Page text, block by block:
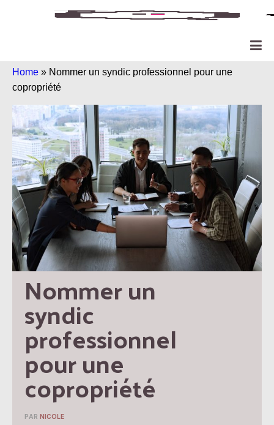
Home » Nommer un syndic professionnel pour une
copropriété
Nommer un
syndic
professionnel
pour une
copropriété
PAR NICOLE